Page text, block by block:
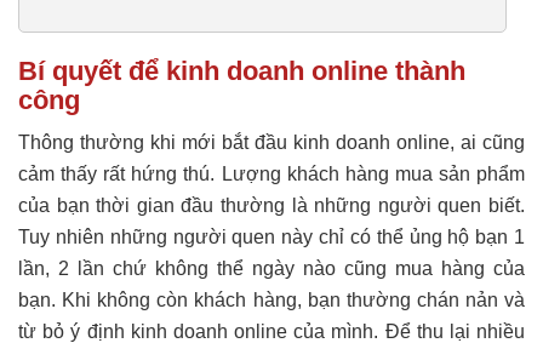
3. Luôn sẵn sàng để tư vấn và chăm sóc khách hàng
4. Thiết kế website bán hàng phù hợp với sản phẩm
5. Kiên trì áp dụng các chiến lược quảng cáo
khách hàng
Bước 2: Xây dựng website
Bước 3: Viết bài bán hàng
Bước 4: Tăng lưu lượng vào website
Bước 5: Trở thành một chuyên gia
Bước 6: Dùng email để giữ liên lạc với khách hàng
Bước 7: Áp dụng Affiliate để tăng doanh số
Bí quyết để kinh doanh online thành
công
Thông thường khi mới bắt đầu kinh doanh online, ai cũng
cảm thấy rất hứng thú. Lượng khách hàng mua sản phẩm
của bạn thời gian đầu thường là những người quen biết.
Tuy nhiên những người quen này chỉ có thể ủng hộ bạn 1
lần, 2 lần chứ không thể ngày nào cũng mua hàng của
bạn. Khi không còn khách hàng, bạn thường chán nản và
từ bỏ ý định kinh doanh online của mình. Để thu lại nhiều